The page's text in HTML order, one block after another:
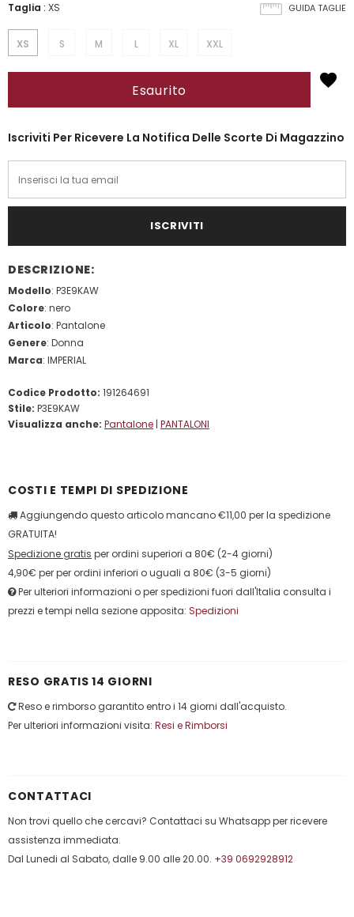
GUIDA TAGLIE
Taglia : XS
XS S M L XL XXL
Iscriviti Per Ricevere La Notifica Delle Scorte Di Magazzino
DESCRIZIONE:
Modello: P3E9KAW
Colore: nero
Articolo: Pantalone
Genere: Donna
Marca: IMPERIAL
Codice Prodotto: 191264691
Stile: P3E9KAW
Visualizza anche: Pantalone | PANTALONI
COSTI E TEMPI DI SPEDIZIONE
Aggiungendo questo articolo mancano €11,00 per la spedizione
GRATUITA!
Spedizione gratis per ordini superiori a 80€ (2-4 giorni)
4,90€ per per ordini inferiori o uguali a 80€ (3-5 giorni)
Per ulteriori informazioni o per spedizioni fuori dall'Italia consulta i
prezzi e tempi nella sezione apposita: Spedizioni
RESO GRATIS 14 GIORNI
Reso e rimborso garantito entro i 14 giorni dall'acquisto.
Per ulteriori informazioni visita: Resi e Rimborsi
CONTATTACI
Non trovi quello che cercavi? Contattaci su Whatsapp per ricevere
assistenza immediata.
Dal Lunedi al Sabato, dalle 9.00 alle 20.00. +39 0692928912